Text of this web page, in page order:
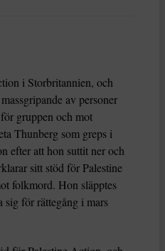
i Storbritannien, och
av personer
gruppen och mot
Thunberg som greps i
efter att hon suttit ner och
sitt stöd för Palestine
folkmord. Hon släpptes
sig för rättegång i mars